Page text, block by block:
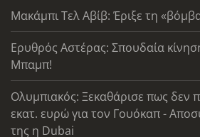
Μακάμπι Τελ Αβίβ: Έριξε τη
Ερυθρός Αστέρας: Σπουδαία
Μπαμπ!
Ολυμπιακός: Ξεκαθάρισε πως δεν
εκατ. ευρώ για τον Γουόκαπ -
της η Dubai